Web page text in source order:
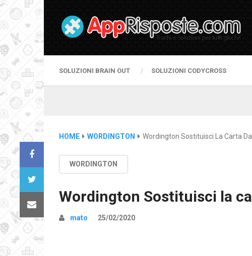
SOLUZIONI BRAIN OUT SOLUZIONI CODYCROSS
HOME WORDINGTON Wordington Sostituisci La Carta
WORDINGTON
Wordington Sostituisci la
mato 25/02/2020